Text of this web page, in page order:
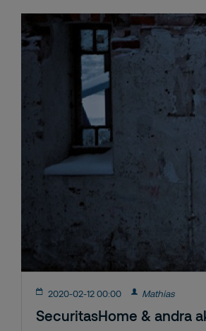
2020-02-12 00:00 Mathias
SecuritasHome & andra